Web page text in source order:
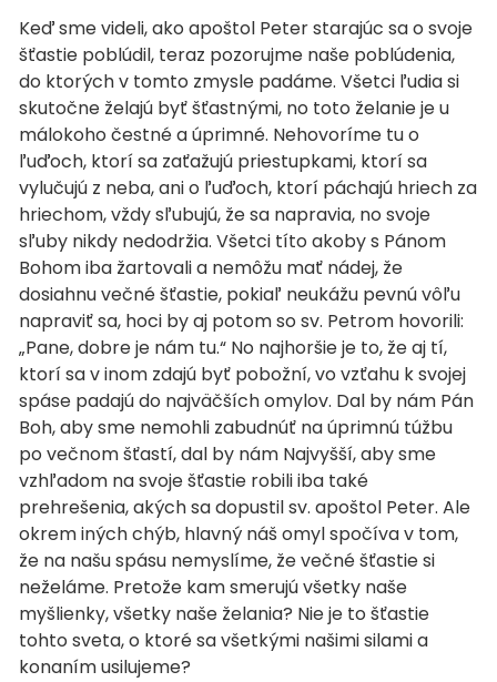
Keď sme videli, ako apoštol Peter starajúc sa o svoje
šťastie poblúdil, teraz pozorujme naše poblúdenia,
do ktorých v tomto zmysle padáme. Všetci ľudia si
skutočne želajú byť šťastnými, no toto želanie je u
málokoho čestné a úprimné. Nehovoríme tu o
ľuďoch, ktorí sa zaťažujú priestupkami, ktorí sa
vylučujú z neba, ani o ľuďoch, ktorí páchajú hriech za
hriechom, vždy sľubujú, že sa napravia, no svoje
sľuby nikdy nedodržia. Všetci títo akoby s Pánom
Bohom iba žartovali a nemôžu mať nádej, že
dosiahnu večné šťastie, pokiaľ neukážu pevnú vôľu
napraviť sa, hoci by aj potom so sv. Petrom hovorili:
„Pane, dobre je nám tu.“ No najhoršie je to, že aj tí,
ktorí sa v inom zdajú byť pobožní, vo vzťahu k svojej
spáse padajú do najväčších omylov. Dal by nám Pán
Boh, aby sme nemohli zabudnúť na úprimnú túžbu
po večnom šťastí, dal by nám Najvyšší, aby sme
vzhľadom na svoje šťastie robili iba také
prehrešenia, akých sa dopustil sv. apoštol Peter. Ale
okrem iných chýb, hlavný náš omyl spočíva v tom,
že na našu spásu nemyslíme, že večné šťastie si
neželáme. Pretože kam smerujú všetky naše
myšlienky, všetky naše želania? Nie je to šťastie
tohto sveta, o ktoré sa všetkými našimi silami a
konaním usilujeme?